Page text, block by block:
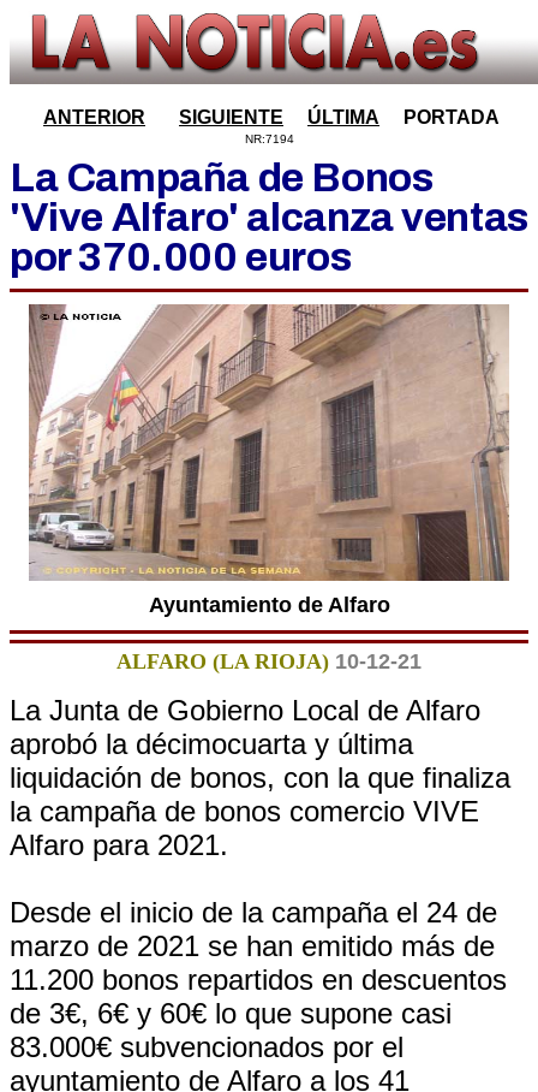
ANTERIOR SIGUIENTE ÚLTIMA PORTADA
NR:7194
La Campaña de Bonos
'Vive Alfaro' alcanza ventas
por 370.000 euros
Ayuntamiento de Alfaro
ALFARO (LA RIOJA) 10-12-21
La Junta de Gobierno Local de Alfaro
aprobó la décimocuarta y última
liquidación de bonos, con la que finaliza
la campaña de bonos comercio VIVE
Alfaro para 2021.
Desde el inicio de la campaña el 24 de
marzo de 2021 se han emitido más de
11.200 bonos repartidos en descuentos
de 3€, 6€ y 60€ lo que supone casi
83.000€ subvencionados por el
ayuntamiento de Alfaro a los 41